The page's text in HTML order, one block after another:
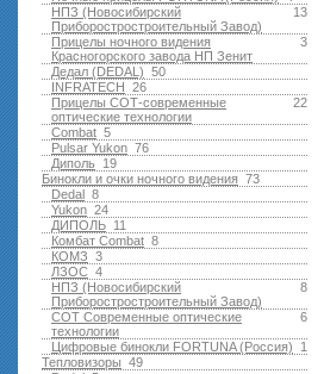
13
НПЗ (Новосибирский
Приборостростроительный Завод)
3
Прицелы ночного видения
Красногорского завода НП Зенит
50
Дедал (DEDAL)
26
INFRATECH
22
Прицелы СОТ-современные
оптические технологии
5
Combat
76
Pulsar Yukon
19
Диполь
73
Бинокли и очки ночного видения
8
Dedal
24
Yukon
11
ДИПОЛЬ
8
Комбат Combat
3
КОМЗ
4
ЛЗОС
8
НПЗ (Новосибирский
Приборостростроительный Завод)
6
СОТ Современные оптические
технологии
1
Цифровые бинокли FORTUNA (Россия)
49
Тепловизоры